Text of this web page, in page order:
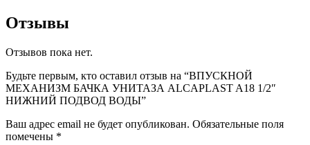
Отзывы
Отзывов пока нет.
Будьте первым, кто оставил отзыв на “ВПУСКНОЙ
МЕХАНИЗМ БАЧКА УНИТАЗА ALCAPLAST A18 1/2″
НИЖНИЙ ПОДВОД ВОДЫ”
Ваш адрес email не будет опубликован. Обязательные поля
помечены *